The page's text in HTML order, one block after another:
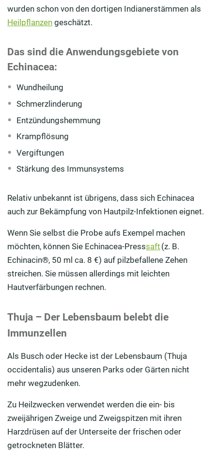
wurden schon von den dortigen Indianerstämmen als
Heilpflanzen geschätzt.
Das sind die Anwendungsgebiete von
Echinacea:
Wundheilung
Schmerzlinderung
Entzündungshemmung
Krampflösung
Vergiftungen
Stärkung des Immunsystems
Relativ unbekannt ist übrigens, dass sich Echinacea
auch zur Bekämpfung von Hautpilz-Infektionen eignet.
Wenn Sie selbst die Probe aufs Exempel machen
möchten, können Sie Echinacea-Presssaft (z. B.
Echinacin®, 50 ml ca. 8 €) auf pilzbefallene Zehen
streichen. Sie müssen allerdings mit leichten
Hautverfärbungen rechnen.
Thuja – Der Lebensbaum belebt die
Immunzellen
Als Busch oder Hecke ist der Lebensbaum (Thuja
occidentalis) aus unseren Parks oder Gärten nicht
mehr wegzudenken.
Zu Heilzwecken verwendet werden die ein- bis
zweijährigen Zweige und Zweigspitzen mit ihren
Harzdrüsen auf der Unterseite der frischen oder
getrockneten Blätter.